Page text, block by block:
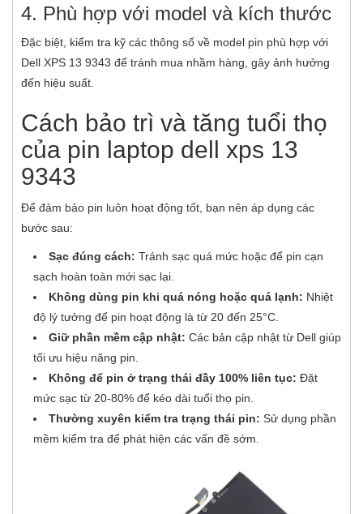
4. Phù hợp với model và kích thước
Đặc biệt, kiểm tra kỹ các thông số về model pin phù hợp với
Dell XPS 13 9343 để tránh mua nhầm hàng, gây ảnh hưởng
đến hiệu suất.
Cách bảo trì và tăng tuổi thọ
của pin laptop dell xps 13
9343
Để đảm bảo pin luôn hoạt động tốt, bạn nên áp dụng các
bước sau:
Sạc đúng cách: Tránh sạc quá mức hoặc để pin cạn
sạch hoàn toàn mới sạc lại.
Không dùng pin khi quá nóng hoặc quá lạnh: Nhiệt
độ lý tưởng để pin hoạt động là từ 20 đến 25°C.
Giữ phần mềm cập nhật: Các bản cập nhật từ Dell giúp
tối ưu hiệu năng pin.
Không để pin ở trạng thái đầy 100% liên tục: Đặt
mức sạc từ 20-80% để kéo dài tuổi thọ pin.
Thường xuyên kiểm tra trạng thái pin: Sử dụng phần
mềm kiểm tra để phát hiện các vấn đề sớm.